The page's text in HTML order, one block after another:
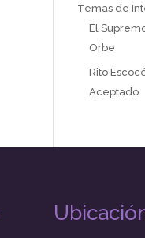
Temas de
El
Orbe
Rito
Aceptado